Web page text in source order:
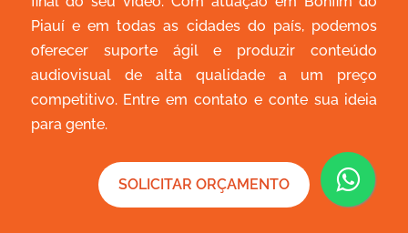
Piauí e em todas as cidades do país, podemos
oferecer suporte ágil e produzir conteúdo
audiovisual de alta qualidade a um preço
competitivo. Entre em contato e conte sua ideia
para gente.
SOLICITAR ORÇAMENTO